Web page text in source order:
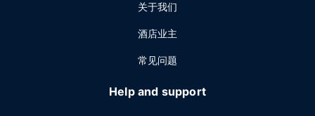
关于我们
酒店业主
常见问题
Help and support